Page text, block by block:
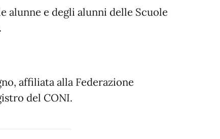
alunne e degli alunni delle Scuole
affiliata alla Federazione
del CONI.